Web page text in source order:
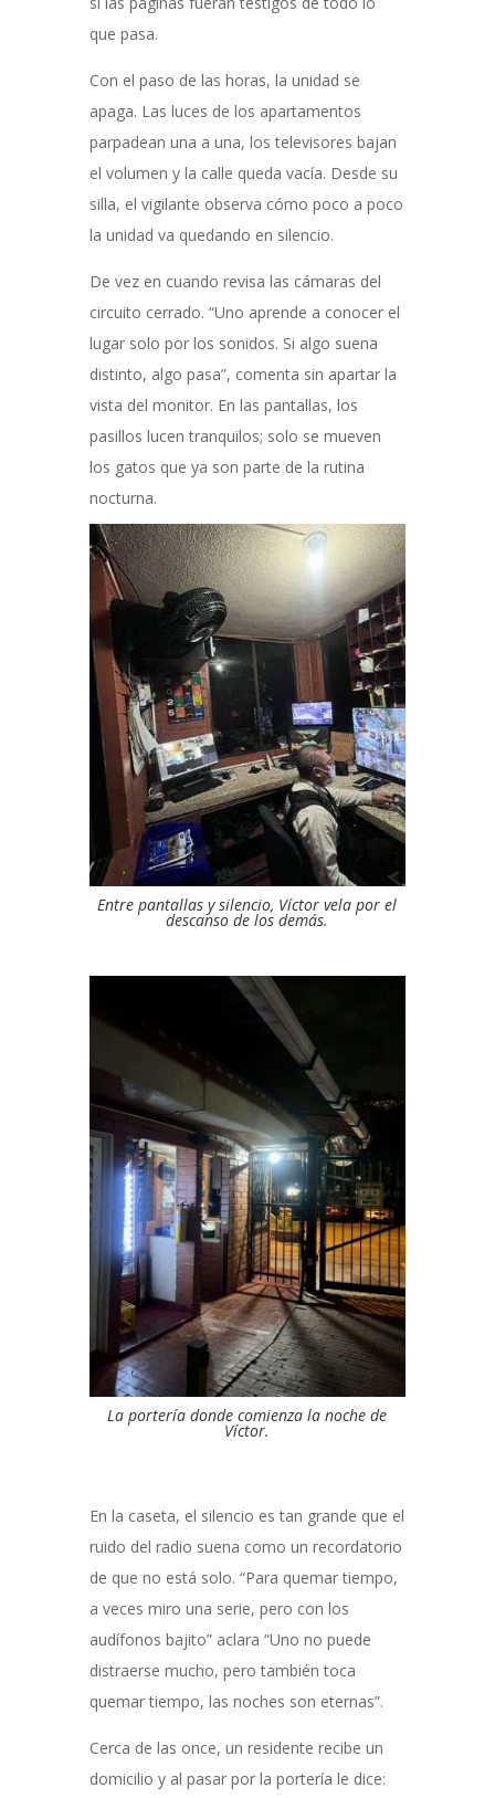
que pasa.
Con el paso de las horas, la unidad se
apaga. Las luces de los apartamentos
parpadean una a una, los televisores bajan
el volumen y la calle queda vacía. Desde su
silla, el vigilante observa cómo poco a poco
la unidad va quedando en silencio.
De vez en cuando revisa las cámaras del
circuito cerrado. “Uno aprende a conocer el
lugar solo por los sonidos. Si algo suena
distinto, algo pasa”, comenta sin apartar la
vista del monitor. En las pantallas, los
pasillos lucen tranquilos; solo se mueven
los gatos que ya son parte de la rutina
nocturna.
Entre pantallas y silencio, Víctor vela por el
descanso de los demás.
La portería donde comienza la noche de
Víctor.
En la caseta, el silencio es tan grande que el
ruido del radio suena como un recordatorio
de que no está solo. “Para quemar tiempo,
a veces miro una serie, pero con los
audífonos bajito” aclara “Uno no puede
distraerse mucho, pero también toca
quemar tiempo, las noches son eternas”.
Cerca de las once, un residente recibe un
domicilio y al pasar por la portería le dice: